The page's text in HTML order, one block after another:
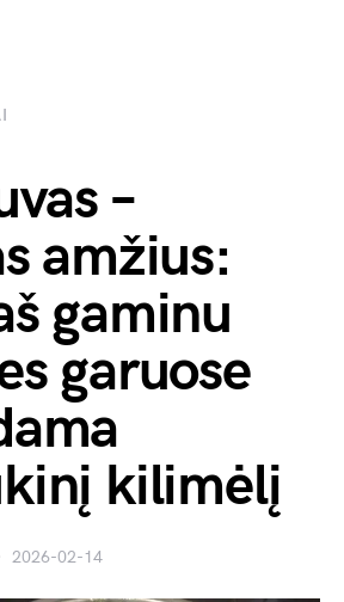
–
amžius:
gaminu
garuose
kilimėlį
2026-02-14